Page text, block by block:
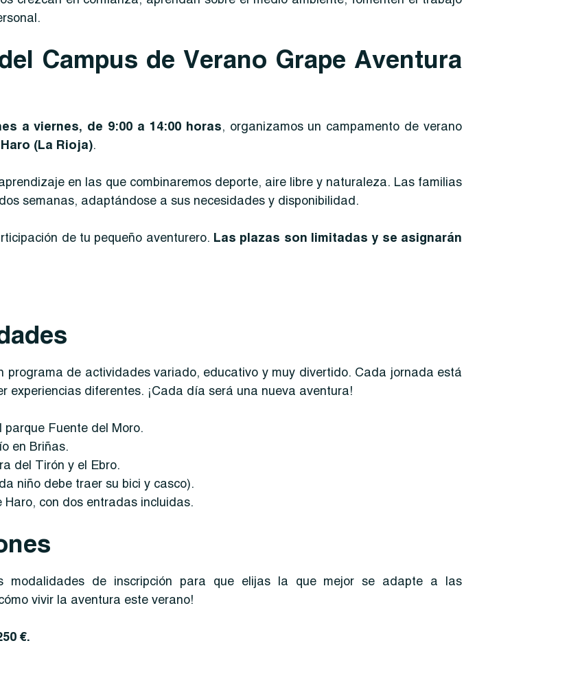
Campus de Verano Grape Aventura
a viernes, de 9:00 a 14:00 horas, organizamos un campamento de verano
(La Rioja).
en las que combinaremos deporte, aire libre y naturaleza. Las familias
semanas, adaptándose a sus necesidades y disponibilidad.
de tu pequeño aventurero. Las plazas son limitadas y se asignarán
programa de actividades variado, educativo y muy divertido. Cada jornada está
experiencias diferentes. ¡Cada día será una nueva aventura!
parque Fuente del Moro.
en Briñas.
del Tirón y el Ebro.
niño debe traer su bici y casco).
Haro, con dos entradas incluidas.
modalidades de inscripción para que elijas la que mejor se adapte a las
vivir la aventura este verano!
€.